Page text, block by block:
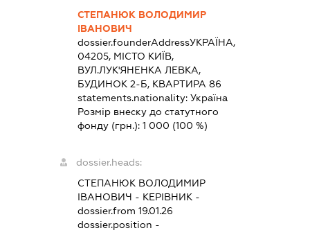
СТЕПАНЮК ВОЛОДИМИР
ІВАНОВИЧ
dossier.founderAddressУКРАЇНА,
04205, МІСТО КИЇВ,
ВУЛ.ЛУК'ЯНЕНКА ЛЕВКА,
БУДИНОК 2-Б, КВАРТИРА 86
statements.nationality: Україна
Розмір внеску до статутного
фонду (грн.): 1 000 (100 %)
dossier.heads:
СТЕПАНЮК ВОЛОДИМИР
ІВАНОВИЧ - КЕРІВНИК -
dossier.from 19.01.26
dossier.position -